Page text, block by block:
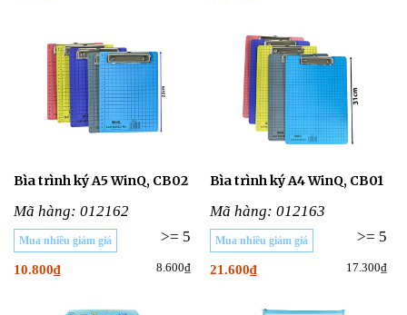
Bìa trình ký A5 WinQ, CB02
Mã hàng: 012162
Mua nhiều giảm giá >= 5
10.800₫ 8.600₫
Bìa trình ký A4 WinQ, CB01
Mã hàng: 012163
>= 5
Mua nhiều giảm giá
21.600₫ 17.300₫